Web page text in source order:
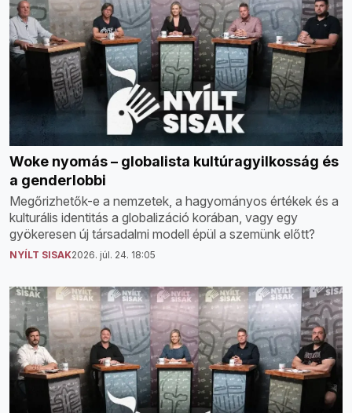
Woke nyomás – globalista kultúragyilkosság és
a genderlobbi
Megőrizhetők-e a nemzetek, a hagyományos értékek és a
kulturális identitás a globalizáció korában, vagy egy
gyökeresen új társadalmi modell épül a szemünk előtt?
NYÍLT SISAK2026. júl. 24. 18:05